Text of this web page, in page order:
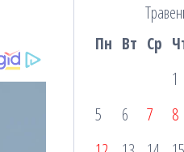
Пн Вт Ср
1
5
6 7 8